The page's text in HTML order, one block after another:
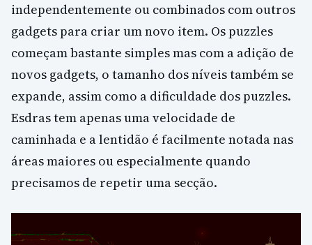
independentemente ou combinados com outros
gadgets para criar um novo item. Os puzzles
começam bastante simples mas com a adição de
novos gadgets, o tamanho dos níveis também se
expande, assim como a dificuldade dos puzzles.
Esdras tem apenas uma velocidade de
caminhada e a lentidão é facilmente notada nas
áreas maiores ou especialmente quando
precisamos de repetir uma secção.